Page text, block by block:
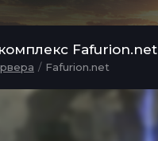
Fafurion.net
Fafurion.net